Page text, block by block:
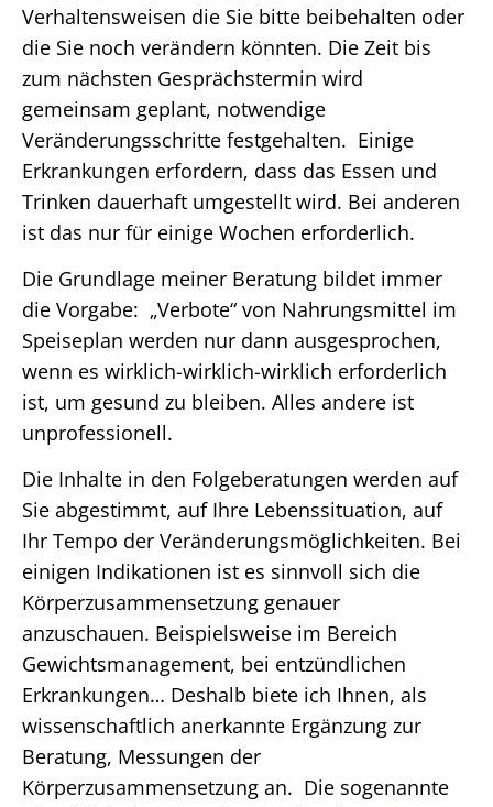
Verhaltensweisen die Sie bitte beibehalten oder
die Sie noch verändern könnten. Die Zeit bis
zum nächsten Gesprächstermin wird
gemeinsam geplant, notwendige
Veränderungsschritte festgehalten. Einige
Erkrankungen erfordern, dass das Essen und
Trinken dauerhaft umgestellt wird. Bei anderen
ist das nur für einige Wochen erforderlich.
Die Grundlage meiner Beratung bildet immer
die Vorgabe: „Verbote“ von Nahrungsmittel im
Speiseplan werden nur dann ausgesprochen,
wenn es wirklich-wirklich-wirklich erforderlich
ist, um gesund zu bleiben. Alles andere ist
unprofessionell.
Die Inhalte in den Folgeberatungen werden auf
Sie abgestimmt, auf Ihre Lebenssituation, auf
Ihr Tempo der Veränderungsmöglichkeiten. Bei
einigen Indikationen ist es sinnvoll sich die
Körperzusammensetzung genauer
anzuschauen. Beispielsweise im Bereich
Gewichtsmanagement, bei entzündlichen
Erkrankungen… Deshalb biete ich Ihnen, als
wissenschaftlich anerkannte Ergänzung zur
Beratung, Messungen der
Körperzusammensetzung an. Die sogenannte